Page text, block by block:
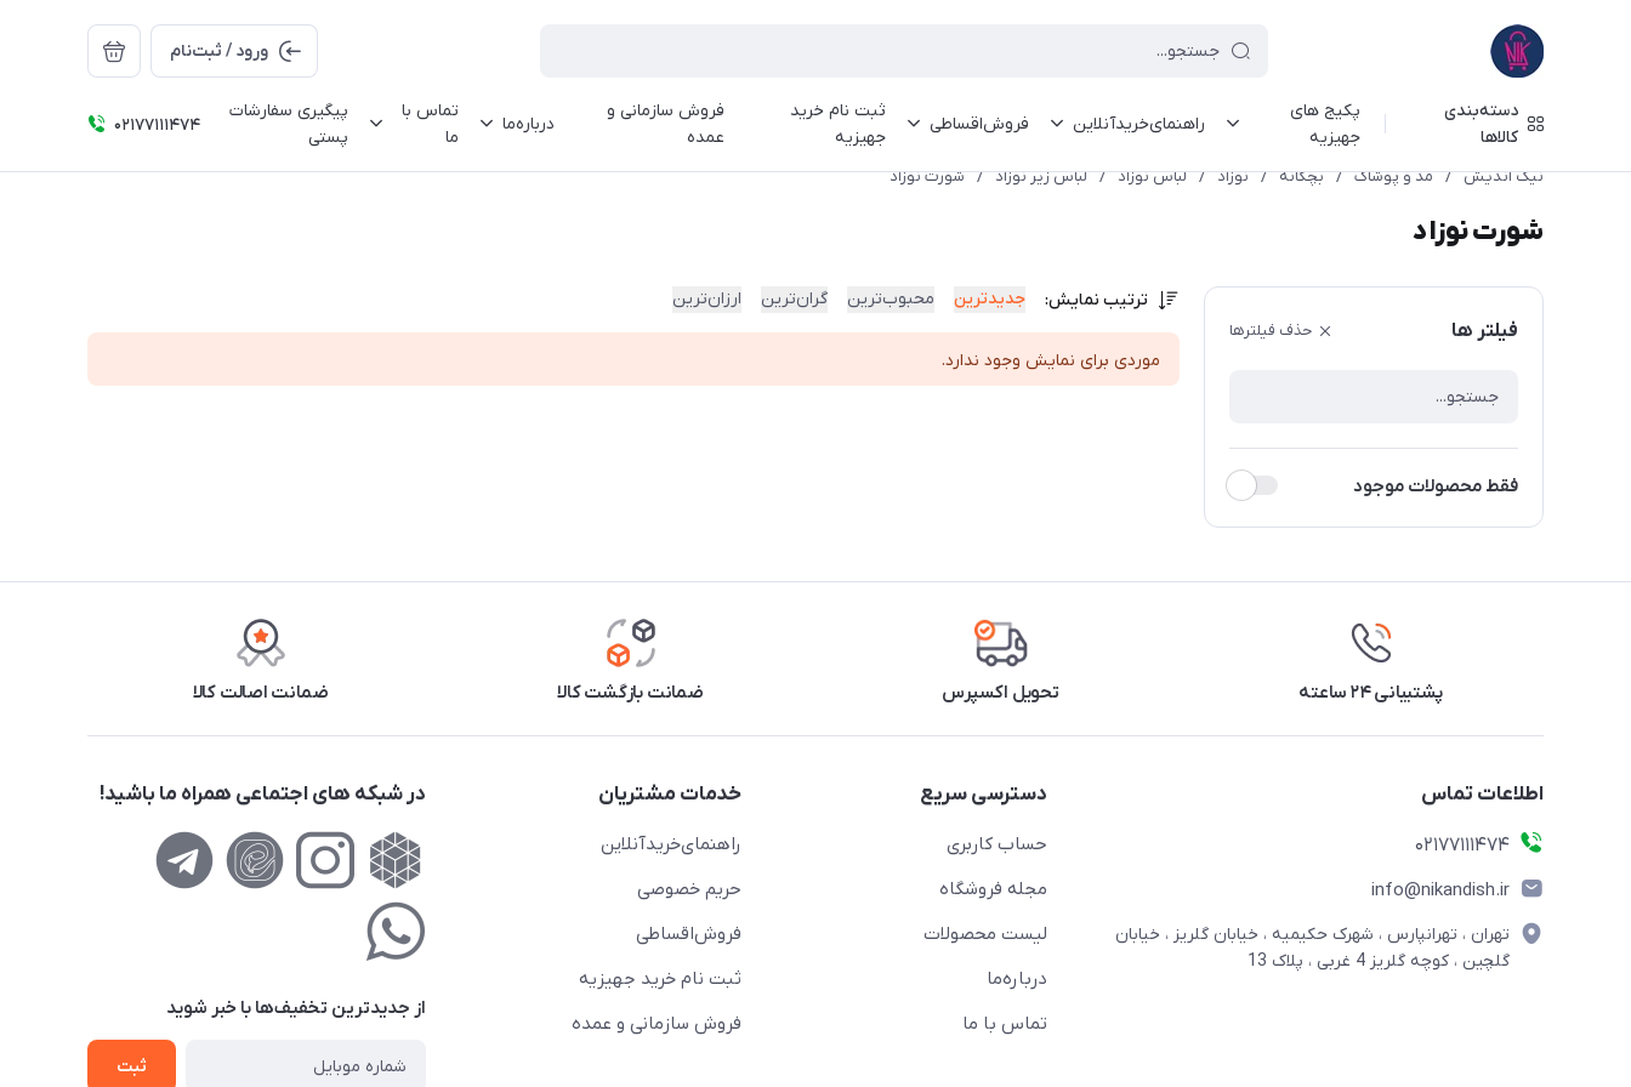
ورود / ثبت‌نام
دسته‌بندی
کالاها
پکیج های
جهیزیه
راهنمای‌خرید‌آنلاین فروش‌اقساطی
ثبت نام خرید
جهیزیه
فروش سازمانی و
عمده
درباره‌ما
تماس با
ما
پیگیری سفارشات
پستی
02177111474
نیک اندیش / مد و پوشاک / بچگانه / نوزاد / لباس نوزاد / لباس زیر نوزاد / شورت نوزاد
شورت نوزاد
فیلتر ها حذف فیلترها
فقط محصولات موجود
ترتیب نمایش: جدیدترین محبوب‌ترین گران‌ترین ارزان‌ترین
موردی برای نمایش وجود ندارد.
پشتیبانی ۲۴ ساعته تحویل اکسپرس ضمانت بازگشت کالا ضمانت اصالت کالا
اطلاعات تماس
02177111474
info@nikandish.ir
تهران ، تهرانپارس ، شهرک حکیمیه ، خیابان گلریز ، خیابان
گلچین ، کوچه گلریز 4 غربی ، پلاک 13
دسترسی سریع
حساب کاربری
مجله فروشگاه
لیست محصولات
درباره‌ما
تماس با ما
خدمات مشتریان
راهنمای‌خرید‌آنلاین
حریم خصوصی
فروش‌اقساطی
ثبت نام خرید جهیزیه
فروش سازمانی و عمده
در شبکه های اجتماعی همراه ما باشید!
از جدید‌ترین تخفیف‌ها با‌ خبر شوید
ثبت